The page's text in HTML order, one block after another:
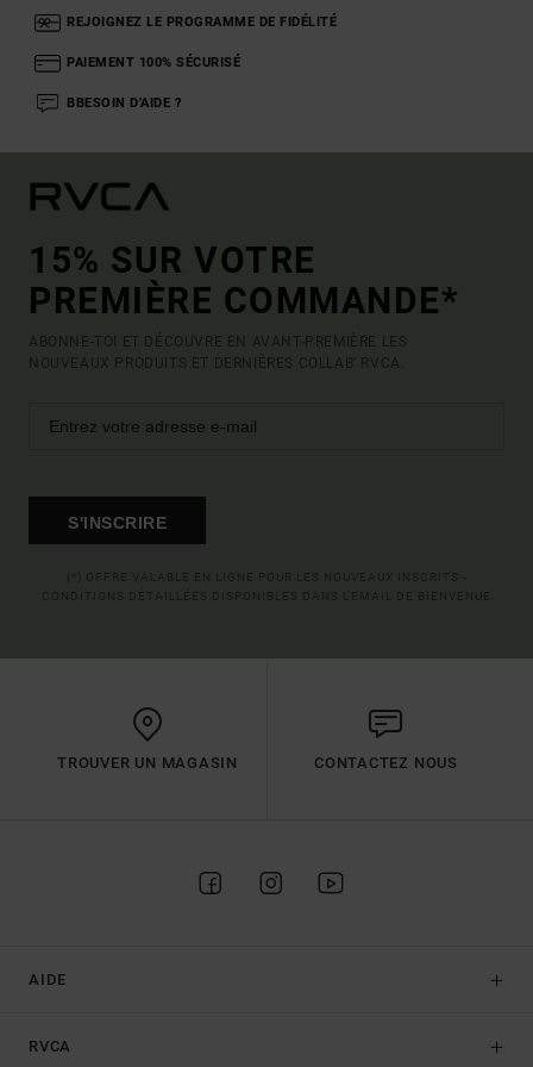
REJOIGNEZ LE PROGRAMME DE FIDÉLITÉ
PAIEMENT 100% SÉCURISÉ
BBESOIN D'AIDE ?
15% SUR VOTRE
PREMIÈRE COMMANDE*
ABONNE-TOI ET DÉCOUVRE EN AVANT-PREMIÈRE LES
NOUVEAUX PRODUITS ET DERNIÈRES COLLAB' RVCA.
S'INSCRIRE
TROUVER UN MAGASIN CONTACTEZ NOUS
AIDE
RVCA